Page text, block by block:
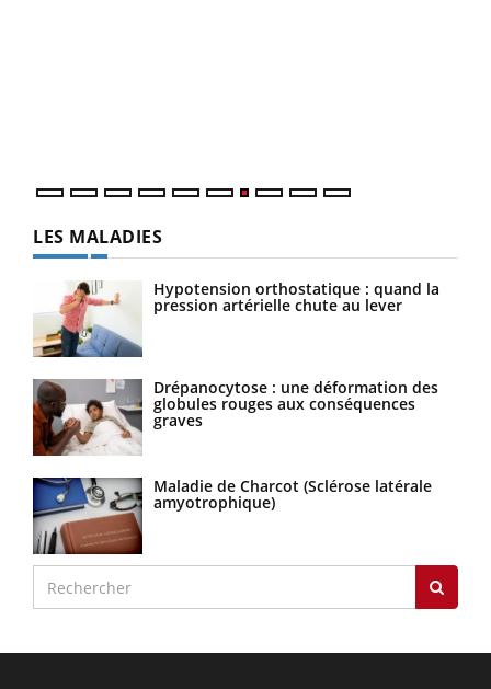
LES MALADIES
Hypotension orthostatique : quand la
pression artérielle chute au lever
Drépanocytose : une déformation des
globules rouges aux conséquences
graves
Maladie de Charcot (Sclérose latérale
amyotrophique)